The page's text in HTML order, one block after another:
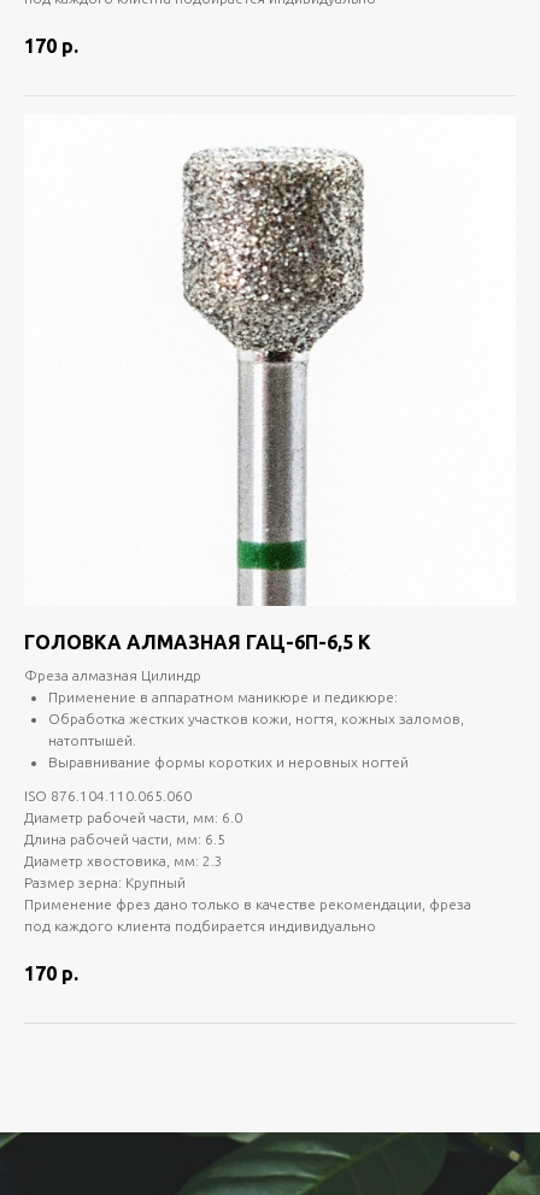
170 р.
ГОЛОВКА АЛМАЗНАЯ ГАЦ-6П-6,5 К
Фреза алмазная Цилиндр
Применение в аппаратном маникюре и педикюре:
Обработка жестких участков кожи, ногтя, кожных заломов,
натоптышей.
Выравнивание формы коротких и неровных ногтей
ISO 876.104.110.065.060
Диаметр рабочей части, мм: 6.0
Длина рабочей части, мм: 6.5
Диаметр хвостовика, мм: 2.3
Размер зерна: Крупный
Применение фрез дано только в качестве рекомендации, фреза
под каждого клиента подбирается индивидуально
170 р.